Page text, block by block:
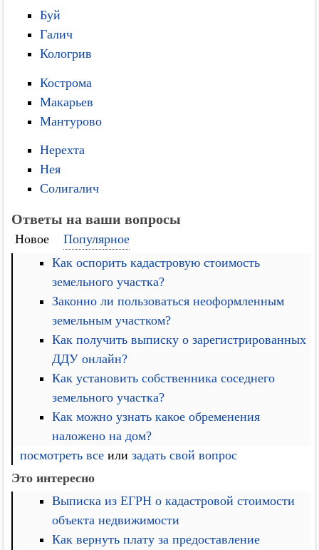
Буй
Галич
Кологрив
Кострома
Макарьев
Мантурово
Нерехта
Нея
Солигалич
Ответы на ваши вопросы
Новое
Популярное
Как оспорить кадастровую стоимость
земельного участка?
Законно ли пользоваться неоформленным
земельным участком?
Как получить выписку о зарегистрированных
ДДУ онлайн?
Как установить собственника соседнего
земельного участка?
Как можно узнать какое обременения
наложено на дом?
посмотреть все илизадать свой вопрос
Это интересно
Выписка из ЕГРН о кадастровой стоимости
объекта недвижимости
Как вернуть плату за предоставление